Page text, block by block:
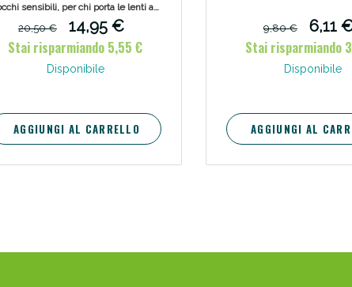
sensibili, per chi porta le lenti a
contatto o per chi usa prodotti
waterproof, dal maquillage più
resistente.
20,50 €
14,95 €
Stai risparmiando 5,55 €
Disponibile
AGGIUNGI AL CARRELLO
9,80 €
6,11
Stai risparmiando
Disponibile
AGGIUNGI AL
Intestinale: Sconto fino al 55%